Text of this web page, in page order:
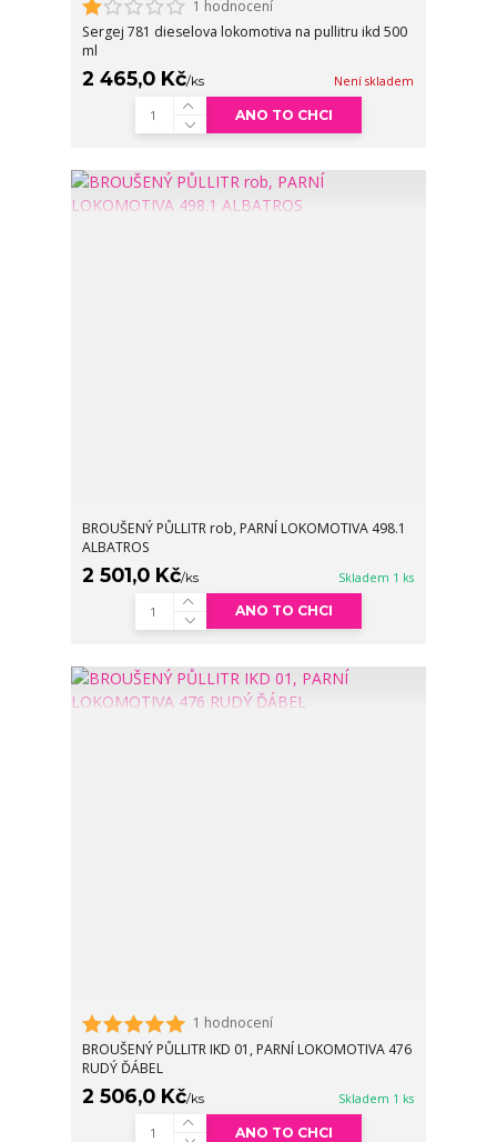
1 hodnocení
Sergej 781 dieselova lokomotiva na pullitru ikd 500
ml
2 465,0 Kč/ks Není skladem
ANO TO CHCI
BROUŠENÝ PŮLLITR rob, PARNÍ LOKOMOTIVA 498.1
ALBATROS
2 501,0 Kč/ks Skladem 1 ks
ANO TO CHCI
1 hodnocení
BROUŠENÝ PŮLLITR IKD 01, PARNÍ LOKOMOTIVA 476
RUDÝ ĎÁBEL
2 506,0 Kč/ks Skladem 1 ks
ANO TO CHCI